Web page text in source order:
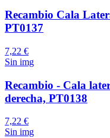
Recambio Cala
PT0137
7,22 €
Sin img
Recambio - Cala
derecha, PT0138
7,22 €
Sin img